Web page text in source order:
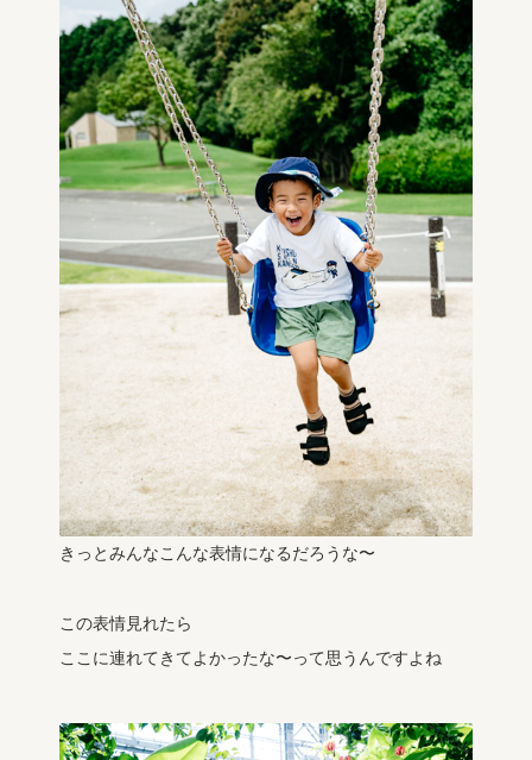
きっとみんなこんな表情になるだろうな〜
この表情見れたら
ここに連れてきてよかったな〜って思うんですよね